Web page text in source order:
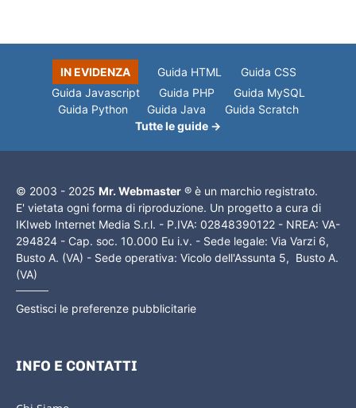
IN EVIDENZA Guida HTML
Guida CSS
Guida Javascript
Guida PHP
Guida MySQL
Guida Python
Guida Java
Guida Scratch
Tutte le guide →
© 2003 - 2025 Mr. Webmaster ® è un marchio registrato.
E' vietata ogni forma di riproduzione. Un progetto a cura di
IKIweb Internet Media S.r.l. - P.IVA: 02848390122 - NREA: VA-
294824 - Cap. soc. 10.000 Eu i.v. - Sede legale: Via Varzi 6,
Busto A. (VA) - Sede operativa: Vicolo dell'Assunta 5, Busto A.
(VA)
Gestisci le preferenze pubblicitarie
INFO E CONTATTI